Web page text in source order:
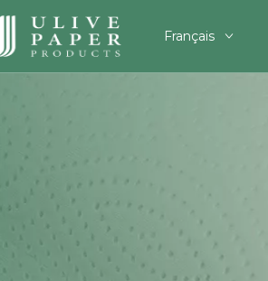
Français
românesc